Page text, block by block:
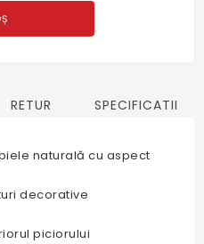
RETUR SPECIFICATII
naturală cu aspect
decorative
piciorului